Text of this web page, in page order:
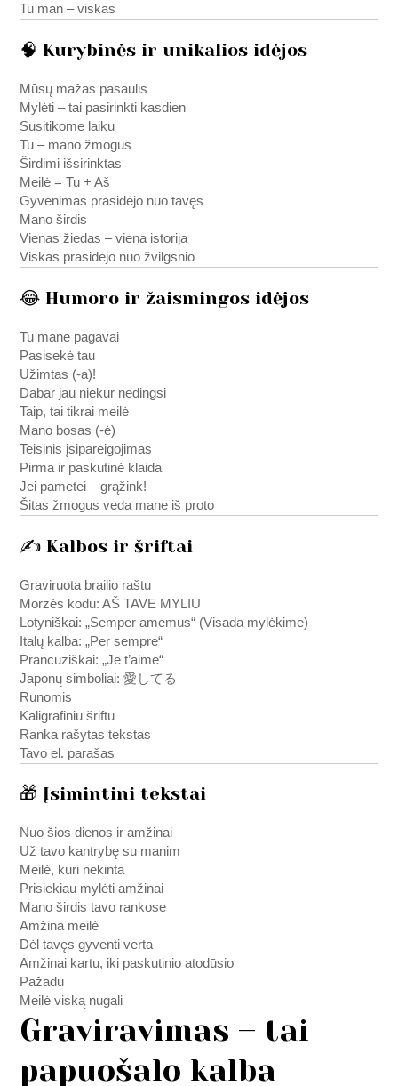
Tu man – viskas
🧠 Kūrybinės ir unikalios idėjos
Mūsų mažas pasaulis
Mylėti – tai pasirinkti kasdien
Susitikome laiku
Tu – mano žmogus
Širdimi išsirinktas
Meilė = Tu + Aš
Gyvenimas prasidėjo nuo tavęs
Mano širdis
Vienas žiedas – viena istorija
Viskas prasidėjo nuo žvilgsnio
😂 Humoro ir žaismingos idėjos
Tu mane pagavai
Pasisekė tau
Užimtas (-a)!
Dabar jau niekur nedingsi
Taip, tai tikrai meilė
Mano bosas (-ė)
Teisinis įsipareigojimas
Pirma ir paskutinė klaida
Jei pametei – grąžink!
Šitas žmogus veda mane iš proto
✍️ Kalbos ir šriftai
Graviruota brailio raštu
Morzės kodu: AŠ TAVE MYLIU
Lotyniškai: „Semper amemus“ (Visada mylėkime)
Italų kalba: „Per sempre“
Prancūziškai: „Je t’aime“
Japonų simboliai: 愛してる
Runomis
Kaligrafiniu šriftu
Ranka rašytas tekstas
Tavo el. parašas
🎁 Įsimintini tekstai
Nuo šios dienos ir amžinai
Už tavo kantrybę su manim
Meilė, kuri nekinta
Prisiekiau mylėti amžinai
Mano širdis tavo rankose
Amžina meilė
Dėl tavęs gyventi verta
Amžinai kartu, iki paskutinio atodūsio
Pažadu
Meilė viską nugali
Graviravimas – tai
papuošalo kalba